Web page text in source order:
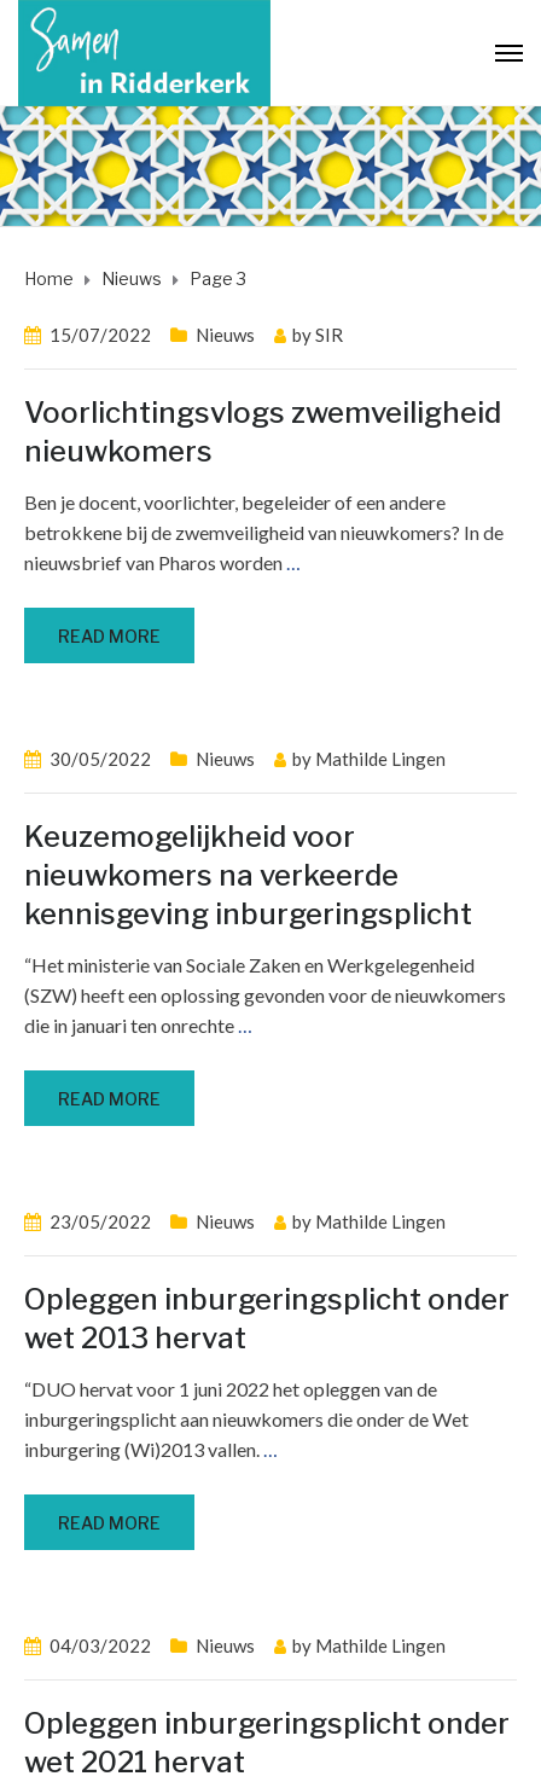
Home Nieuws Page 3
15/07/2022 Nieuws bySIR
Voorlichtingsvlogs zwemveiligheid
nieuwkomers
Ben je docent, voorlichter, begeleider of een andere
betrokkene bij de zwemveiligheid van nieuwkomers? In de
nieuwsbrief van Pharos worden…
READ MORE
30/05/2022 Nieuws by Mathilde Lingen
Keuzemogelijkheid voor
nieuwkomers na verkeerde
kennisgeving inburgeringsplicht
“Het ministerie van Sociale Zaken en Werkgelegenheid
(SZW) heeft een oplossing gevonden voor de nieuwkomers
die in januari ten onrechte…
READ MORE
23/05/2022 Nieuws by Mathilde Lingen
Opleggen inburgeringsplicht onder
wet 2013 hervat
“DUO hervat voor 1 juni 2022 het opleggen van de
inburgeringsplicht aan nieuwkomers die onder de Wet
inburgering (Wi)2013 vallen.…
READ MORE
04/03/2022 Nieuws by Mathilde Lingen
Opleggen inburgeringsplicht onder
wet 2021 hervat